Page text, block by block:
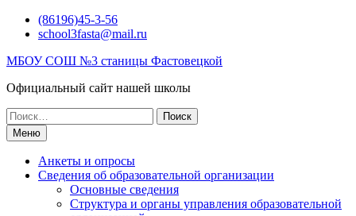
Перейти(86196)45-3-56
school3fasta@mail.ru
МБОУ СОШ №3 станицы Фастовецкой
Официальный сайт нашей школы
Поиск
по:Меню
Анкеты и опросы
Сведения об образовательной организации
Основные сведения
Структура и органы управления образовательной